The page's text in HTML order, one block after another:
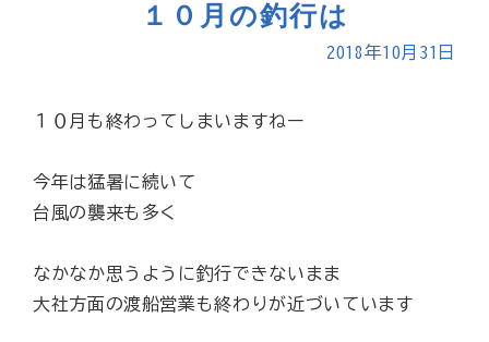
１０月の釣行は
2018年10月31日
１０月も終わってしまいますねー
今年は猛暑に続いて
台風の襲来も多く
なかなか思うように釣行できないまま
大社方面の渡船営業も終わりが近づいています